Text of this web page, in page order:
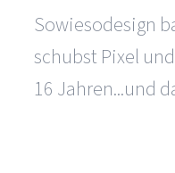
Sowiesodesign
schubst Pixel
16 Jahren...und